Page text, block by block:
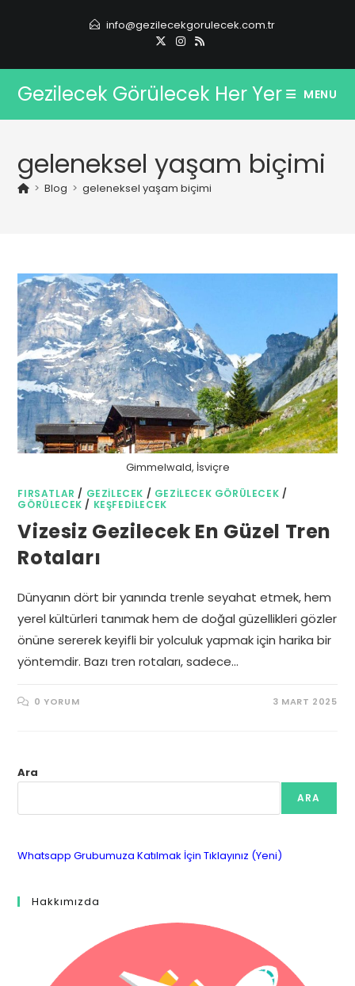
info@gezilecekgorulecek.com.tr
Gezilecek Görülecek Her Yer MENU
geleneksel yaşam biçimi
> Blog > geleneksel yaşam biçimi
Gimmelwald, İsviçre
FIRSATLAR / GEZILECEK / GEZILECEK GÖRÜLECEK /
GÖRÜLECEK / KEŞFEDILECEK
Vizesiz Gezilecek En Güzel Tren
Rotaları
Dünyanın dört bir yanında trenle seyahat etmek, hem
yerel kültürleri tanımak hem de doğal güzellikleri gözler
önüne sererek keyifli bir yolculuk yapmak için harika bir
yöntemdir. Bazı tren rotaları, sadece…
0 YORUM 3 MART 2025
Ara
ARA
Whatsapp Grubumuza Katılmak İçin Tıklayınız (Yeni)
Hakkımızda